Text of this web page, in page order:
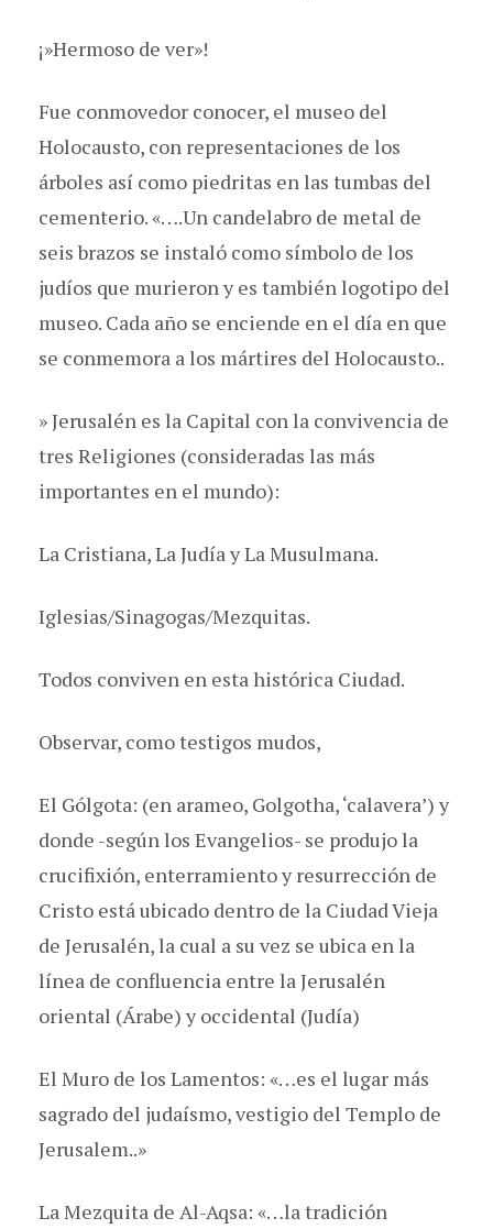
¡»Hermoso de ver»!
Fue conmovedor conocer, el museo del
Holocausto, con representaciones de los
árboles así como piedritas en las tumbas del
cementerio. «….Un candelabro de metal de
seis brazos se instaló como símbolo de los
judíos que murieron y es también logotipo del
museo. Cada año se enciende en el día en que
se conmemora a los mártires del Holocausto..
» Jerusalén es la Capital con la convivencia de
tres Religiones (consideradas las más
importantes en el mundo):
La Cristiana, La Judía y La Musulmana.
Iglesias/Sinagogas/Mezquitas.
Todos conviven en esta histórica Ciudad.
Observar, como testigos mudos,
El Gólgota: (en arameo, Golgotha, ‘calavera’) y
donde -según los Evangelios- se produjo la
crucifixión, enterramiento y resurrección de
Cristo está ubicado dentro de la Ciudad Vieja
de Jerusalén, la cual a su vez se ubica en la
línea de confluencia entre la Jerusalén
oriental (Árabe) y occidental (Judía)
El Muro de los Lamentos: «…es el lugar más
sagrado del judaísmo, vestigio del Templo de
Jerusalem..»
La Mezquita de Al-Aqsa: «…la tradición